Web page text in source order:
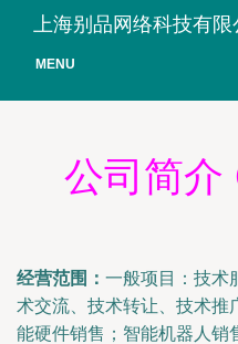
上海别品网络科技有限
MENU
公司简介
经营范围： 一般项目：技术
术交流、技术转让、技术推
能硬件销售；智能机器人销